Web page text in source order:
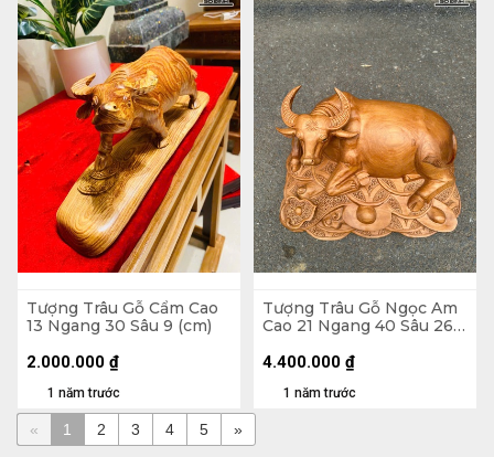
Tượng Trâu Gỗ Cẩm Cao
13 Ngang 30 Sâu 9 (cm)
1 năm trước
2.000.000 ₫
Tượng Trâu Gỗ Ngọc Am
Cao 21 Ngang 40 Sâu 26
1 năm trước
4.400.000 ₫
« 1 2 3 4 5 »